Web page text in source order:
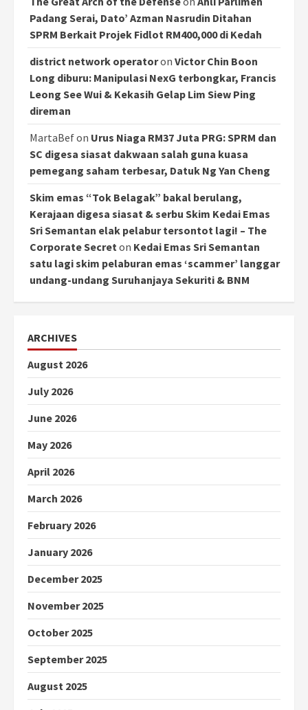
Padang Serai, Dato’ Azman Nasrudin Ditahan
SPRM Berkait Projek Fidlot RM400,000 di Kedah
district network operatoron Victor Chin Boon
Long diburu: Manipulasi NexG terbongkar, Francis
Leong See Wui & Kekasih Gelap Lim Siew Ping
direman
MartaBefon Urus Niaga RM37 Juta PRG: SPRM dan
SC digesa siasat dakwaan salah guna kuasa
pemegang saham terbesar, Datuk Ng Yan Cheng
Skim emas “Tok Belagak” bakal berulang,
Kerajaan digesa siasat & serbu Skim Kedai Emas
Sri Semantan elak pelabur tersontot lagi! – The
Corporate Secreton Kedai Emas Sri Semantan
satu lagi skim pelaburan emas ‘scammer’ langgar
undang-undang Suruhanjaya Sekuriti & BNM
ARCHIVES
August 2026
July 2026
June 2026
May 2026
April 2026
March 2026
February 2026
January 2026
December 2025
November 2025
October 2025
September 2025
August 2025